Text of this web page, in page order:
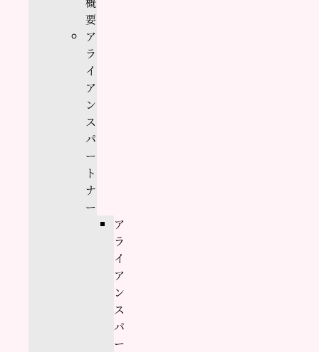
要
ア
ラ
イ
ア
ン
ス
パ
ー
ト
ナ
ー
ア
ラ
イ
ア
ン
ス
パ
ー